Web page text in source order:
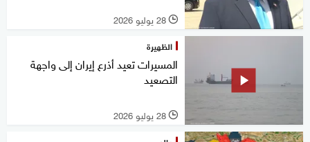
l 28 يوليو 2026
الظهيرة
المسيرات تعيد أذرع إيران إلى واجهة
التصعيد
l 28 يوليو 2026